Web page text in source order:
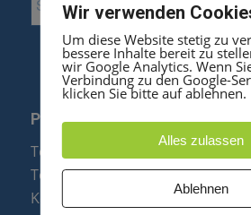
PRODUKTE
Telefonanlagen
Telefone
Konftel Konferenztelefone
Wir verwenden
Um diese Website stetig zu
bessere Inhalte bereit zu
wir Google Analytics. Wenn
Verbindung zu den Google-
klicken Sie bitte auf ablehnen.
Alles zulassen
Ablehnen